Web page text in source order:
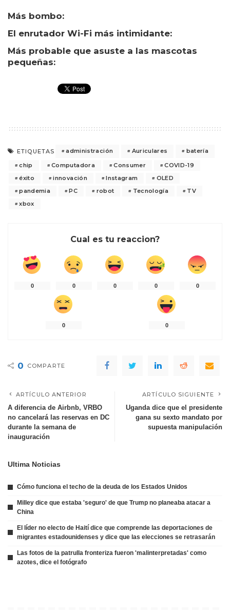
Más bombo:
El enrutador Wi-Fi más intimidante:
Más probable que asuste a las mascotas
pequeñas:
ETIQUETAS administración Auriculares
batería
chip
Computadora Consumer
COVID-19
éxito
innovación Instagram
OLED
pandemia
PC robot Tecnología
TV
xbox
Cual es tu reaccion?
0 0 0 0 0
0 0
0 COMPARTE
ARTÍCULO ANTERIOR
A diferencia de Airbnb, VRBO
no cancelará las reservas en DC
durante la semana de
inauguración
ARTÍCULO SIGUIENTE
Uganda dice que el presidente
gana su sexto mandato por
supuesta manipulación
Ultima Noticias
Cómo funciona el techo de la deuda de los Estados Unidos
Milley dice que estaba 'seguro' de que Trump no planeaba atacar a
China
El líder no electo de Haití dice que comprende las deportaciones de
migrantes estadounidenses y dice que las elecciones se retrasarán
Las fotos de la patrulla fronteriza fueron 'malinterpretadas' como
azotes, dice el fotógrafo